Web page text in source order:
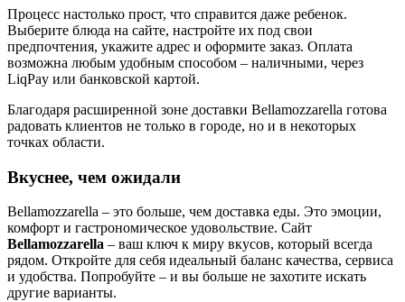
Процесс настолько прост, что справится даже ребенок.
Выберите блюда на сайте, настройте их под свои
предпочтения, укажите адрес и оформите заказ. Оплата
возможна любым удобным способом – наличными, через
LiqPay или банковской картой.
Благодаря расширенной зоне доставки Bellamozzarella готова
радовать клиентов не только в городе, но и в некоторых
точках области.
Вкуснее, чем ожидали
Bellamozzarella – это больше, чем доставка еды. Это эмоции,
комфорт и гастрономическое удовольствие. Сайт
Bellamozzarella – ваш ключ к миру вкусов, который всегда
рядом. Откройте для себя идеальный баланс качества, сервиса
и удобства. Попробуйте – и вы больше не захотите искать
другие варианты.